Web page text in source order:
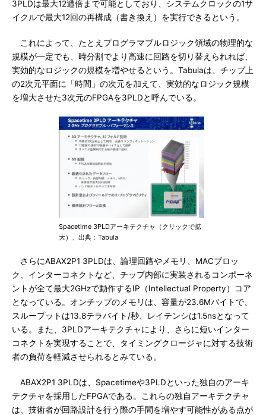
3PLDは最大12逓倍まで可能としており、システムクロックの1サ
イクルで最大12回の再構成（書き換え）を実行できるという。
これによって、たとえプログラマブルロジック領域の物理的な
規模が一定でも、時分割でより高速に回路を切り替えられれば、
実効的なロジックの規模を増やせるという。Tabulaは、チップ上
の2次元平面に「時間」の次元を加えて、実効的なロジック規模
を増大させた3次元のFPGAを3PLDと呼んでいる。
Spacetime 3PLDアーキテクチャ（クリックで拡
大）、出典：Tabula
さらにABAX2P1 3PLDは、論理回路やメモリ、MACブロッ
ク、インターコネクトなど、チップ内部に実装されるコンポーネ
ントが全て最大2GHzで動作するIP（Intellectual Property）コア
となっている。オンチップのメモリは、容量が23.6Mバイトで、
スループットは13.8テラバイト/秒、レイテンシは1.5nsとなって
いる。また、3PLDアーキテクチャにより、さらに短いインター
コネクトを実現することで、タイミングクロージャに対する技術
者の負荷を軽減させられるとみている。
ABAX2P1 3PLDは、Spacetimeや3PLDといった独自のアーキ
テクチャを採用したFPGAである。これらの独自アーキテクチャ
は、技術者が回路設計を行う際の手間を増やす可能性がある点が